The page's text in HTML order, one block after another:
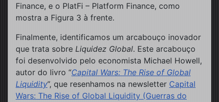
Finance, e o PlatFi – Platform Finance, como
mostra a Figura 3 à frente.
Finalmente, identificamos um arcabouço inovador
que trata sobre Liquidez Global. Este arcabouço
foi desenvolvido pelo economista Michael Howell,
autor do livro “Capital Wars: The Rise of Global
Liquidity”, que resenhamos na newsletter Capital
Wars: The Rise of Global Liquidity (Guerras do